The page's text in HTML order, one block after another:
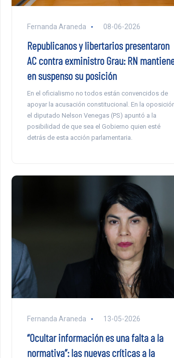
Fernanda Araneda 08-06-2026
Republicanos y libertarios presentaron
AC contra exministro Grau: RN
en suspenso su posición
En el oficialismo no todos están convencidos de
apoyar la acusación constitucional. En la
el diputado Nelson Venegas (PS) apuntó a la
posibilidad de que sea el Gobierno quien esté
detrás de esta acción parlamentaria.
Fernanda Araneda 13-05-2026
“Ocultar información es una falta a la
normativa”: las nuevas críticas a la